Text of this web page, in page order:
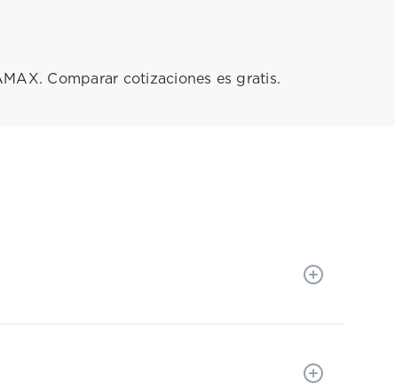
Comparar cotizaciones es gratis.